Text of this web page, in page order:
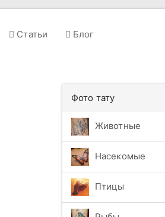
Статьи Блог
Фото тату
Животные
Насекомые
Птицы